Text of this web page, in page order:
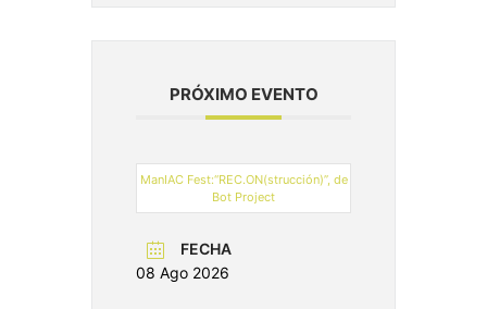
PRÓXIMO EVENTO
ManIAC Fest:“REC.ON(strucción)”, de
Bot Project
FECHA
08 Ago 2026